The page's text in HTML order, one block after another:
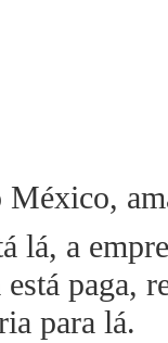
México,
lá, a
paga,
para lá.